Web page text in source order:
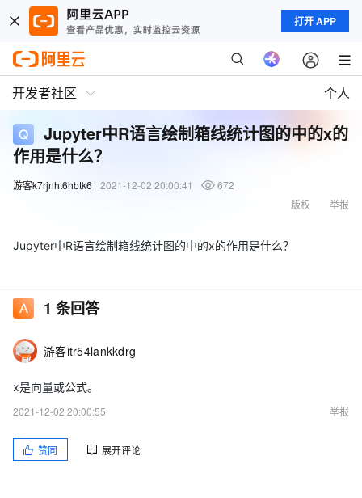
打开 APP
开发者社区 个人
Jupyter中R语言绘制箱线统计图的中的x的
作用是什么？
游客k7rjnht6hbtk6 2021-12-02 20:00:41
672
举报
版权
Jupyter中R语言绘制箱线统计图的中的x的作用是什么？
1 条回答
游客itr54lankkdrg
x是向量或公式。
2021-12-02 20:00:55
举报
赞同 展开评论